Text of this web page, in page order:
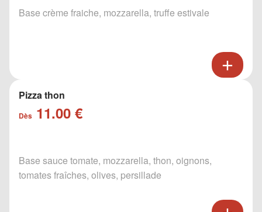
Base crème fraiche, mozzarella, truffe estivale
Pizza thon
Dès 11.00 €
Base sauce tomate, mozzarella, thon, oignons,
tomates fraîches, olives, persillade